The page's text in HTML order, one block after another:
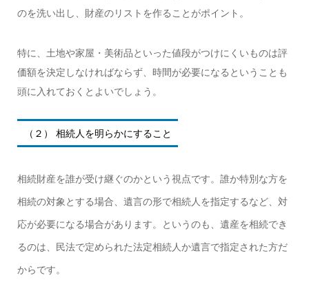
のを洗い出し、財産のリストを作ることがポイント。
特に、土地や家屋・美術品といった値段がつけにくいものは評
価額を決定しなければならず、時間が必要になるということも
頭に入れておくとよいでしょう。
（２） 相続人を明らかにすること
相続財産を誰が受け継ぐのかという視点です。誰か特別な方を
相続の対象とする場合、遺言の形で相続人を指定するなど、対
応が必要になる場合があります。というのも、遺産を相続でき
るのは、民法で定められた法定相続人か遺言で指定された方だ
からです。